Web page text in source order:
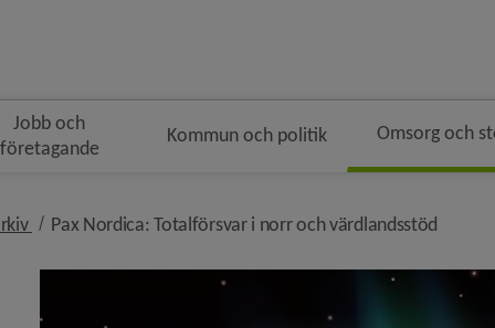
Jobb och
företagande
Kommun och politik Omsorg och
nivå i brödsmulenavigeringen
Pax Nordica: Totalförsvar i norr och värdlandsstöd